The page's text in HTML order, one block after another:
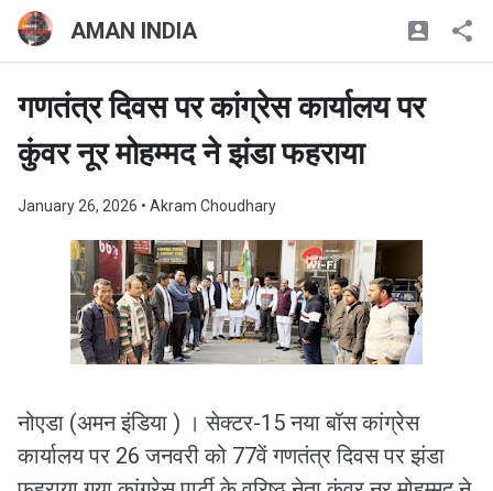
AMAN INDIA
गणतंत्र दिवस पर कांग्रेस कार्यालय पर
कुंवर नूर मोहम्मद ने झंडा फहराया
January 26, 2026 • Akram Choudhary
नोएडा (अमन इंडिया ) । सेक्टर-15 नया बॉस कांग्रेस
कार्यालय पर 26 जनवरी को 77वें गणतंत्र दिवस पर झंडा